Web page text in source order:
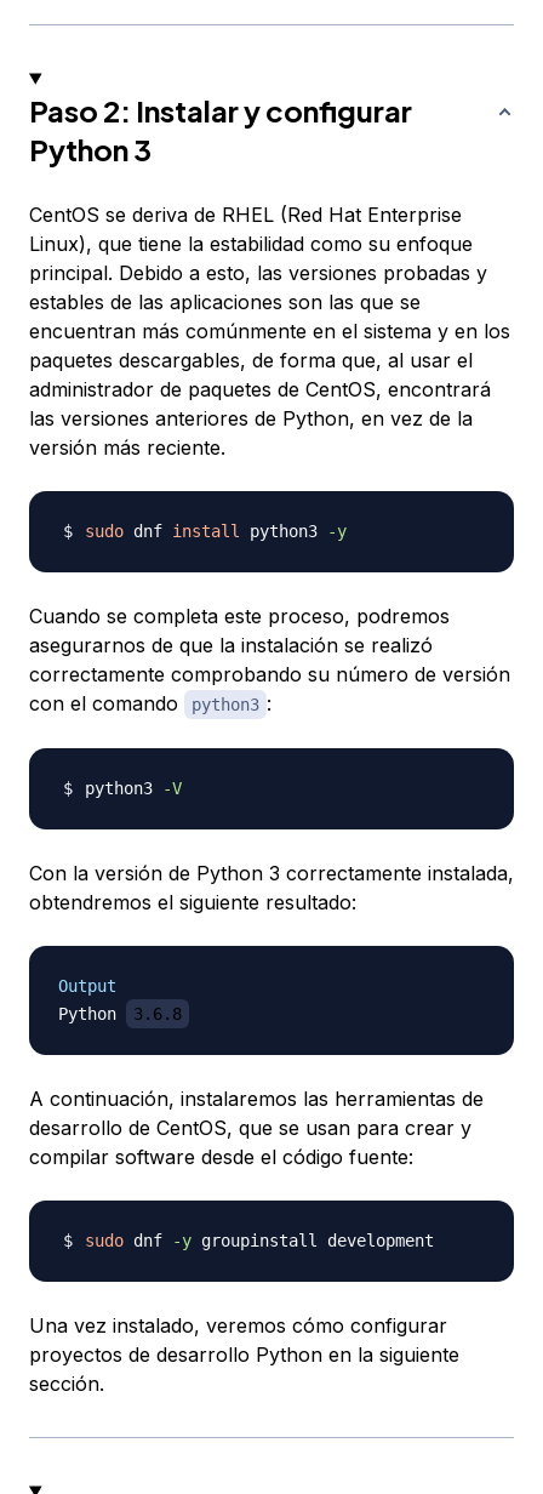
Paso 2: Instalar y configurar
Python 3
CentOS se deriva de RHEL (Red Hat Enterprise
Linux), que tiene la estabilidad como su enfoque
principal. Debido a esto, las versiones probadas y
estables de las aplicaciones son las que se
encuentran más comúnmente en el sistema y en los
paquetes descargables, de forma que, al usar el
administrador de paquetes de CentOS, encontrará
las versiones anteriores de Python, en vez de la
versión más reciente.
sudo dnf install python3 -y
Cuando se completa este proceso, podremos
asegurarnos de que la instalación se realizó
correctamente comprobando su número de versión
con el comando
python3 :
python3 -V
Con la versión de Python 3 correctamente instalada,
obtendremos el siguiente resultado:
Output
Python
3.6.8
A continuación, instalaremos las herramientas de
desarrollo de CentOS, que se usan para crear y
compilar software desde el código fuente:
sudo dnf -y
Una vez instalado, veremos cómo configurar
proyectos de desarrollo Python en la siguiente
sección.